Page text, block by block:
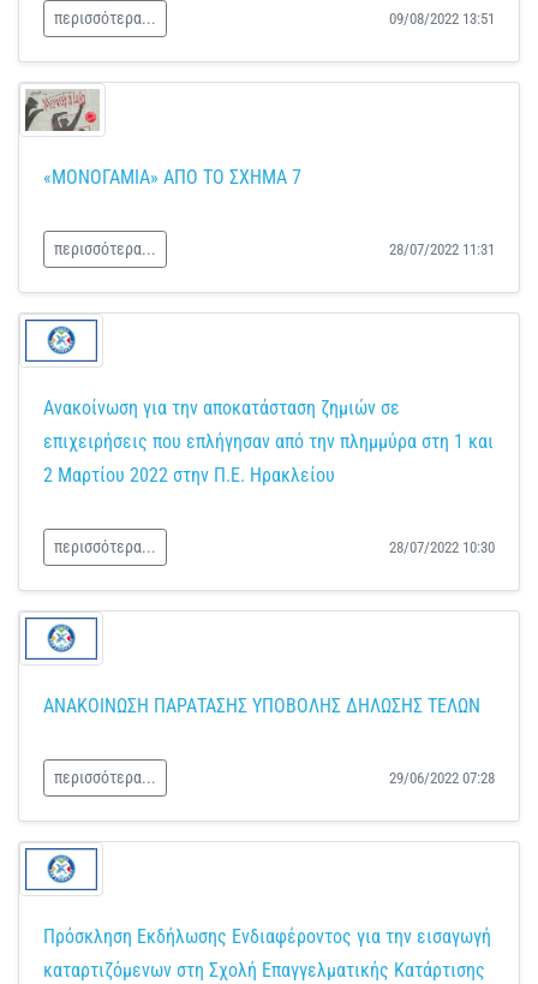
περισσότερα... 09/08/2022 13:51
«ΜΟΝΟΓΑΜΙΑ» ΑΠΟ ΤΟ ΣΧΗΜΑ 7
περισσότερα... 28/07/2022 11:31
Ανακοίνωση για την αποκατάσταση ζημιών σε
επιχειρήσεις που επλήγησαν από την πλημμύρα στη 1 και
2 Μαρτίου 2022 στην Π.Ε. Ηρακλείου
περισσότερα... 28/07/2022 10:30
ΑΝΑΚΟΙΝΩΣΗ ΠΑΡΑΤΑΣΗΣ ΥΠΟΒΟΛΗΣ ΔΗΛΩΣΗΣ ΤΕΛΩΝ
περισσότερα... 29/06/2022 07:28
Πρόσκληση Εκδήλωσης Ενδιαφέροντος για την εισαγωγή
καταρτιζόμενων στη Σχολή Επαγγελματικής Κατάρτισης